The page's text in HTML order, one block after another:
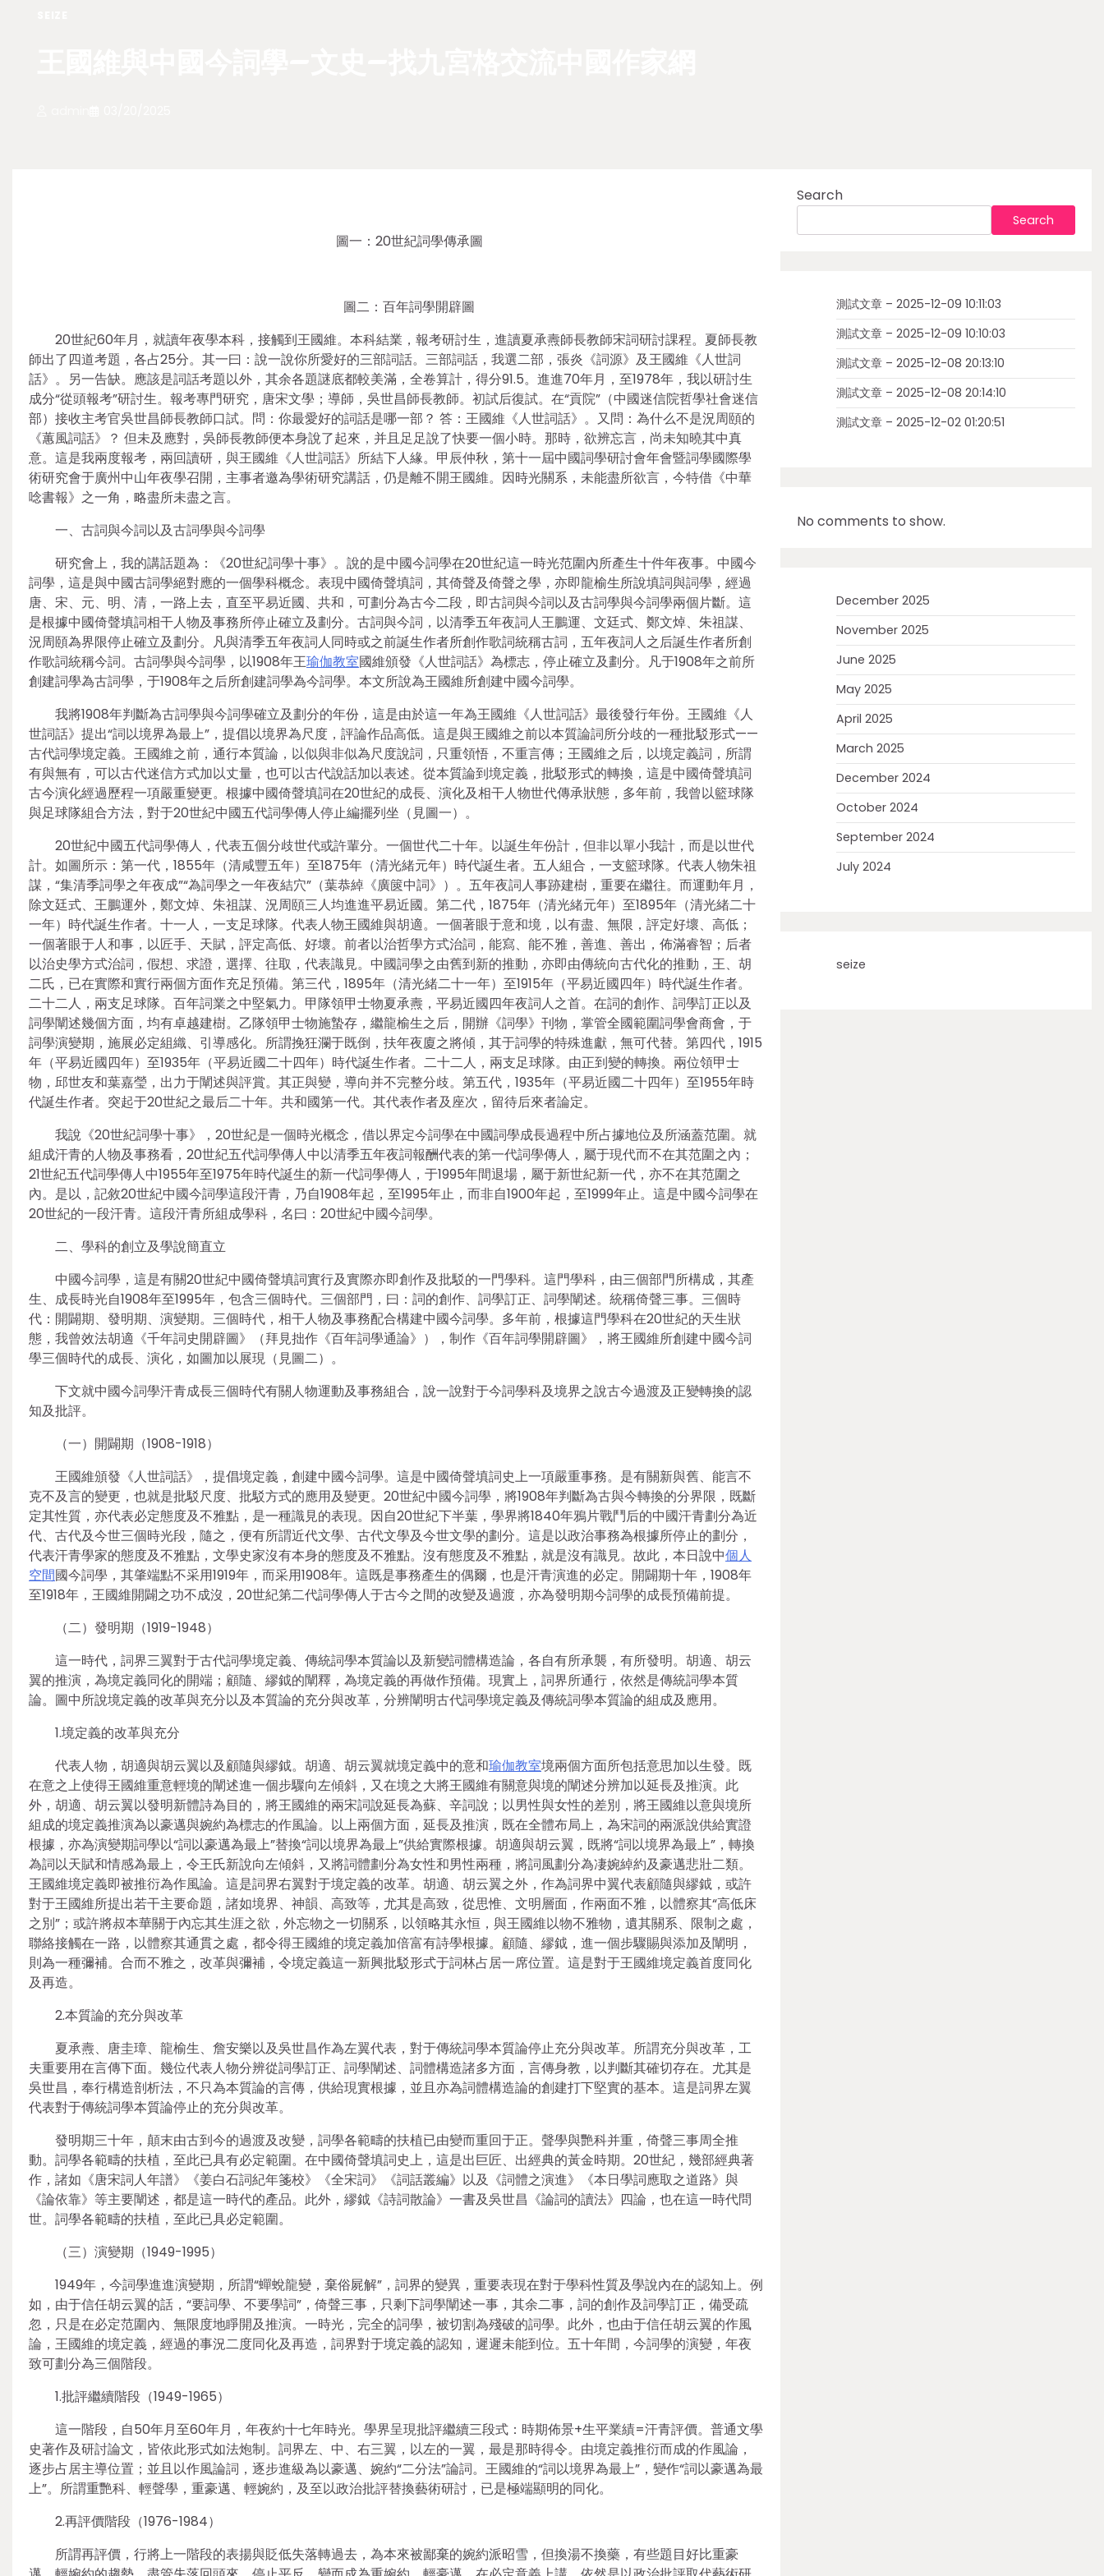
圖一：20世紀詞學傳承圖
圖二：百年詞學開辟圖
20世紀60年月，就讀年夜學本科，接觸到王國維。本科結業，報考研討生，進讀夏承燾師長教師宋詞研討課程。夏師長教
師出了四道考題，各占25分。其一曰：說一說你所愛好的三部詞話。三部詞話，我選二部，張炎《詞源》及王國維《人世詞
話》。另一告缺。應該是詞話考題以外，其余各題謎底都較美滿，全卷算計，得分91.5。進進70年月，至1978年，我以研討生
成分“從頭報考”研討生。報考專門研究，唐宋文學；導師，吳世昌師長教師。初試后復試。在“貢院”（中國迷信院哲學社會迷信
部）接收主考官吳世昌師長教師口試。問：你最愛好的詞話是哪一部？ 答：王國維《人世詞話》。又問：為什么不是況周頤的
《蕙風詞話》？ 但未及應對，吳師長教師便本身說了起來，并且足足說了快要一個小時。那時，欲辨忘言，尚未知曉其中真
意。這是我兩度報考，兩回讀研，與王國維《人世詞話》所結下人緣。甲辰仲秋，第十一屆中國詞學研討會年會暨詞學國際學
術研究會于廣州中山年夜學召開，主事者邀為學術研究講話，仍是離不開王國維。因時光關系，未能盡所欲言，今特借《中華
唸書報》之一角，略盡所未盡之言。
一、古詞與今詞以及古詞學與今詞學
研究會上，我的講話題為：《20世紀詞學十事》。說的是中國今詞學在20世紀這一時光范圍內所產生十件年夜事。中國今
詞學，這是與中國古詞學絕對應的一個學科概念。表現中國倚聲填詞，其倚聲及倚聲之學，亦即龍榆生所說填詞與詞學，經過
唐、宋、元、明、清，一路上去，直至平易近國、共和，可劃分為古今二段，即古詞與今詞以及古詞學與今詞學兩個片斷。這
是根據中國倚聲填詞相干人物及事務所停止確立及劃分。古詞與今詞，以清季五年夜詞人王鵬運、文廷式、鄭文焯、朱祖謀、
況周頤為界限停止確立及劃分。凡與清季五年夜詞人同時或之前誕生作者所創作歌詞統稱古詞，五年夜詞人之后誕生作者所創
作歌詞統稱今詞。古詞學與今詞學，以1908年王瑜伽教室國維頒發《人世詞話》為標志，停止確立及劃分。凡于1908年之前所
創建詞學為古詞學，于1908年之后所創建詞學為今詞學。本文所說為王國維所創建中國今詞學。
我將1908年判斷為古詞學與今詞學確立及劃分的年份，這是由於這一年為王國維《人世詞話》最後發行年份。王國維《人
世詞話》提出“詞以境界為最上”，提倡以境界為尺度，評論作品高低。這是與王國維之前以本質論詞所分歧的一種批駁形式——
古代詞學境定義。王國維之前，通行本質論，以似與非似為尺度說詞，只重領悟，不重言傳；王國維之后，以境定義詞，所謂
有與無有，可以古代迷信方式加以丈量，也可以古代說話加以表述。從本質論到境定義，批駁形式的轉換，這是中國倚聲填詞
古今演化經過歷程一項嚴重變更。根據中國倚聲填詞在20世紀的成長、演化及相干人物世代傳承狀態，多年前，我曾以籃球隊
與足球隊組合方法，對于20世紀中國五代詞學傳人停止編擺列坐（見圖一）。
20世紀中國五代詞學傳人，代表五個分歧世代或許輩分。一個世代二十年。以誕生年份計，但非以單小我計，而是以世代
計。如圖所示：第一代，1855年（清咸豐五年）至1875年（清光緒元年）時代誕生者。五人組合，一支籃球隊。代表人物朱祖
謀，“集清季詞學之年夜成”“為詞學之一年夜結穴”（葉恭綽《廣篋中詞》）。五年夜詞人事跡建樹，重要在繼往。而運動年月，
除文廷式、王鵬運外，鄭文焯、朱祖謀、況周頤三人均進進平易近國。第二代，1875年（清光緒元年）至1895年（清光緒二十
一年）時代誕生作者。十一人，一支足球隊。代表人物王國維與胡適。一個著眼于意和境，以有盡、無限，評定好壞、高低；
一個著眼于人和事，以匠手、天賦，評定高低、好壞。前者以治哲學方式治詞，能寫、能不雅，善進、善出，佈滿睿智；后者
以治史學方式治詞，假想、求證，選擇、往取，代表識見。中國詞學之由舊到新的推動，亦即由傳統向古代化的推動，王、胡
二氏，已在實際和實行兩個方面作充足預備。第三代，1895年（清光緒二十一年）至1915年（平易近國四年）時代誕生作者。
二十二人，兩支足球隊。百年詞業之中堅氣力。甲隊領甲士物夏承燾，平易近國四年夜詞人之首。在詞的創作、詞學訂正以及
詞學闡述幾個方面，均有卓越建樹。乙隊領甲士物施蟄存，繼龍榆生之后，開辦《詞學》刊物，掌管全國範圍詞學會商會，于
詞學演變期，施展必定組織、引導感化。所謂挽狂瀾于既倒，扶年夜廈之將傾，其于詞學的特殊進獻，無可代替。第四代，1915
年（平易近國四年）至1935年（平易近國二十四年）時代誕生作者。二十二人，兩支足球隊。由正到變的轉換。兩位領甲士
物，邱世友和葉嘉瑩，出力于闡述與評賞。其正與變，導向并不完整分歧。第五代，1935年（平易近國二十四年）至1955年時
代誕生作者。突起于20世紀之最后二十年。共和國第一代。其代表作者及座次，留待后來者論定。
我說《20世紀詞學十事》，20世紀是一個時光概念，借以界定今詞學在中國詞學成長過程中所占據地位及所涵蓋范圍。就
組成汗青的人物及事務看，20世紀五代詞學傳人中以清季五年夜詞報酬代表的第一代詞學傳人，屬于現代而不在其范圍之內；
21世紀五代詞學傳人中1955年至1975年時代誕生的新一代詞學傳人，于1995年間退場，屬于新世紀新一代，亦不在其范圍之
內。是以，記敘20世紀中國今詞學這段汗青，乃自1908年起，至1995年止，而非自1900年起，至1999年止。這是中國今詞學在
20世紀的一段汗青。這段汗青所組成學科，名曰：20世紀中國今詞學。
二、學科的創立及學說簡直立
中國今詞學，這是有關20世紀中國倚聲填詞實行及實際亦即創作及批駁的一門學科。這門學科，由三個部門所構成，其產
生、成長時光自1908年至1995年，包含三個時代。三個部門，曰：詞的創作、詞學訂正、詞學闡述。統稱倚聲三事。三個時
代：開闢期、發明期、演變期。三個時代，相干人物及事務配合構建中國今詞學。多年前，根據這門學科在20世紀的天生狀
態，我曾效法胡適《千年詞史開辟圖》（拜見拙作《百年詞學通論》），制作《百年詞學開辟圖》，將王國維所創建中國今詞
學三個時代的成長、演化，如圖加以展現（見圖二）。
下文就中國今詞學汗青成長三個時代有關人物運動及事務組合，說一說對于今詞學科及境界之說古今過渡及正變轉換的認
知及批評。
（一）開闢期（1908-1918）
王國維頒發《人世詞話》，提倡境定義，創建中國今詞學。這是中國倚聲填詞史上一項嚴重事務。是有關新與舊、能言不
克不及言的變更，也就是批駁尺度、批駁方式的應用及變更。20世紀中國今詞學，將1908年判斷為古與今轉換的分界限，既斷
定其性質，亦代表必定態度及不雅點，是一種識見的表現。因自20世紀下半葉，學界將1840年鴉片戰鬥后的中國汗青劃分為近
代、古代及今世三個時光段，隨之，便有所謂近代文學、古代文學及今世文學的劃分。這是以政治事務為根據所停止的劃分，
代表汗青學家的態度及不雅點，文學史家沒有本身的態度及不雅點。沒有態度及不雅點，就是沒有識見。故此，本日說中個人
空間國今詞學，其肇端點不采用1919年，而采用1908年。這既是事務產生的偶爾，也是汗青演進的必定。開闢期十年，1908年
至1918年，王國維開闢之功不成沒，20世紀第二代詞學傳人于古今之間的改變及過渡，亦為發明期今詞學的成長預備前提。
（二）發明期（1919-1948）
這一時代，詞界三翼對于古代詞學境定義、傳統詞學本質論以及新變詞體構造論，各自有所承襲，有所發明。胡適、胡云
翼的推演，為境定義同化的開端；顧隨、繆鉞的闡釋，為境定義的再做作預備。現實上，詞界所通行，依然是傳統詞學本質
論。圖中所說境定義的改革與充分以及本質論的充分與改革，分辨闡明古代詞學境定義及傳統詞學本質論的組成及應用。
1.境定義的改革與充分
代表人物，胡適與胡云翼以及顧隨與繆鉞。胡適、胡云翼就境定義中的意和瑜伽教室境兩個方面所包括意思加以生發。既
在意之上使得王國維重意輕境的闡述進一個步驟向左傾斜，又在境之大將王國維有關意與境的闡述分辨加以延長及推演。此
外，胡適、胡云翼以發明新體詩為目的，將王國維的兩宋詞說延長為蘇、辛詞說；以男性與女性的差別，將王國維以意與境所
組成的境定義推演為以豪邁與婉約為標志的作風論。以上兩個方面，延長及推演，既在全體布局上，為宋詞的兩派說供給實證
根據，亦為演變期詞學以“詞以豪邁為最上”替換“詞以境界為最上”供給實際根據。胡適與胡云翼，既將“詞以境界為最上”，轉換
為詞以天賦和情感為最上，令王氏新說向左傾斜，又將詞體劃分為女性和男性兩種，將詞風劃分為凄婉綽約及豪邁悲壯二類。
王國維境定義即被推衍為作風論。這是詞界右翼對于境定義的改革。胡適、胡云翼之外，作為詞界中翼代表顧隨與繆鉞，或許
對于王國維所提出若干主要命題，諸如境界、神韻、高致等，尤其是高致，從思惟、文明層面，作兩面不雅，以體察其“高低床
之別”；或許將叔本華關于內忘其生涯之欲，外忘物之一切關系，以領略其永恒，與王國維以物不雅物，遺其關系、限制之處，
聯絡接觸在一路，以體察其通貫之處，都令得王國維的境定義加倍富有詩學根據。顧隨、繆鉞，進一個步驟賜與添加及闡明，
則為一種彌補。合而不雅之，改革與彌補，令境定義這一新興批駁形式于詞林占居一席位置。這是對于王國維境定義首度同化
及再造。
2.本質論的充分與改革
夏承燾、唐圭璋、龍榆生、詹安樂以及吳世昌作為左翼代表，對于傳統詞學本質論停止充分與改革。所謂充分與改革，工
夫重要用在言傳下面。幾位代表人物分辨從詞學訂正、詞學闡述、詞體構造諸多方面，言傳身教，以判斷其確切存在。尤其是
吳世昌，奉行構造剖析法，不只為本質論的言傳，供給現實根據，並且亦為詞體構造論的創建打下堅實的基本。這是詞界左翼
代表對于傳統詞學本質論停止的充分與改革。
發明期三十年，顛末由古到今的過渡及改變，詞學各範疇的扶植已由變而重回于正。聲學與艷科并重，倚聲三事周全推
動。詞學各範疇的扶植，至此已具有必定範圍。在中國倚聲填詞史上，這是出巨匠、出經典的黃金時期。20世紀，幾部經典著
作，諸如《唐宋詞人年譜》《姜白石詞紀年箋校》《全宋詞》《詞話叢編》以及《詞體之演進》《本日學詞應取之道路》與
《論依靠》等主要闡述，都是這一時代的產品。此外，繆鉞《詩詞散論》一書及吳世昌《論詞的讀法》四論，也在這一時代問
世。詞學各範疇的扶植，至此已具必定範圍。
（三）演變期（1949-1995）
1949年，今詞學進進演變期，所謂“蟬蛻龍變，棄俗屍解”，詞界的變異，重要表現在對于學科性質及學說內在的認知上。例
如，由于信任胡云翼的話，“要詞學、不要學詞”，倚聲三事，只剩下詞學闡述一事，其余二事，詞的創作及詞學訂正，備受疏
忽，只是在必定范圍內、無限度地睜開及推演。一時光，完全的詞學，被切割為殘破的詞學。此外，也由于信任胡云翼的作風
論，王國維的境定義，經過的事況二度同化及再造，詞界對于境定義的認知，遲遲未能到位。五十年間，今詞學的演變，年夜
致可劃分為三個階段。
1.批評繼續階段（1949-1965）
這一階段，自50年月至60年月，年夜約十七年時光。學界呈現批評繼續三段式：時期佈景+生平業績=汗青評價。普通文學
史著作及研討論文，皆依此形式如法炮制。詞界左、中、右三翼，以左的一翼，最是那時得令。由境定義推衍而成的作風論，
逐步占居主導位置；並且以作風論詞，逐步進級為以豪邁、婉約“二分法”論詞。王國維的“詞以境界為最上”，變作“詞以豪邁為最
上”。所謂重艷科、輕聲學，重豪邁、輕婉約，及至以政治批評替換藝術研討，已是極端顯明的同化。
2.再評價階段（1976-1984）
所謂再評價，行將上一階段的表揚與貶低失落轉過去，為本來被鄙棄的婉約派昭雪，但換湯不換藥，有些題目好比重豪
Search
Search
測試文章 – 2025-12-09 10:11:03
測試文章 – 2025-12-09 10:10:03
測試文章 – 2025-12-08 20:13:10
測試文章 – 2025-12-08 20:14:10
測試文章 – 2025-12-02 01:20:51
No comments to show.
December 2025
November 2025
June 2025
May 2025
April 2025
March 2025
December 2024
October 2024
September 2024
July 2024
seize